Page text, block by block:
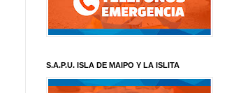
S.A.P.U. ISLA DE MAIPO Y LA ISLITA